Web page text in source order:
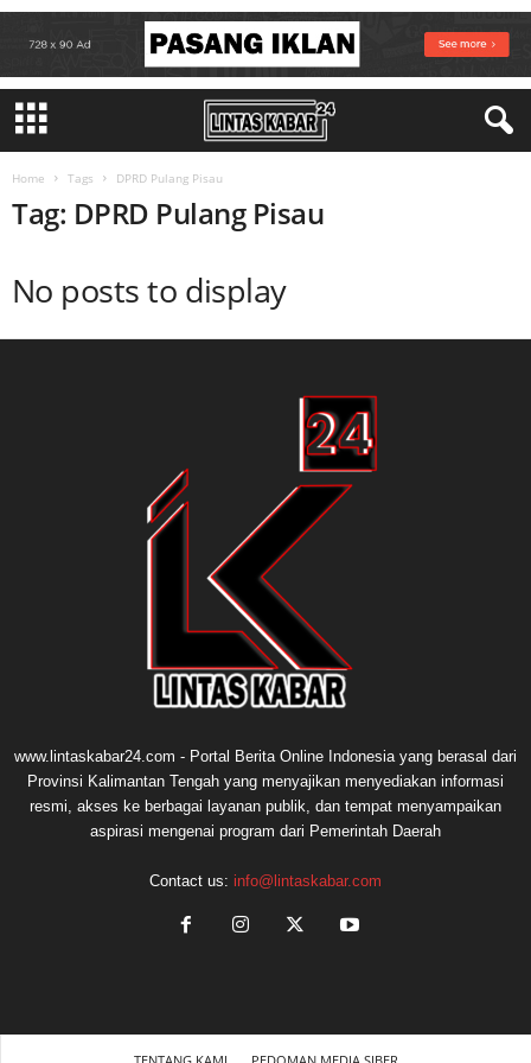
Home Tags DPRD Pulang Pisau
Tag: DPRD Pulang Pisau
No posts to display
www.lintaskabar24.com - Portal Berita Online Indonesia yang berasal dari
Provinsi Kalimantan Tengah yang menyajikan menyediakan informasi
resmi, akses ke berbagai layanan publik, dan tempat menyampaikan
aspirasi mengenai program dari Pemerintah Daerah
Contact us: info@lintaskabar.com